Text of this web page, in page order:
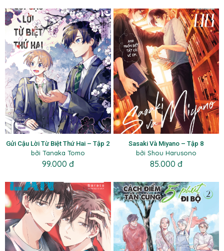
Gửi Cậu Lời Từ Biệt Thứ Hai – Tập 2
bởi Tanaka Tomo
99.000 đ
Sasaki Và Miyano – Tập 8
bởi Shou Harusono
85.000 đ